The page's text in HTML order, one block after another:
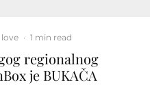
love · 1 min read
regionalnog
je BUKAČA